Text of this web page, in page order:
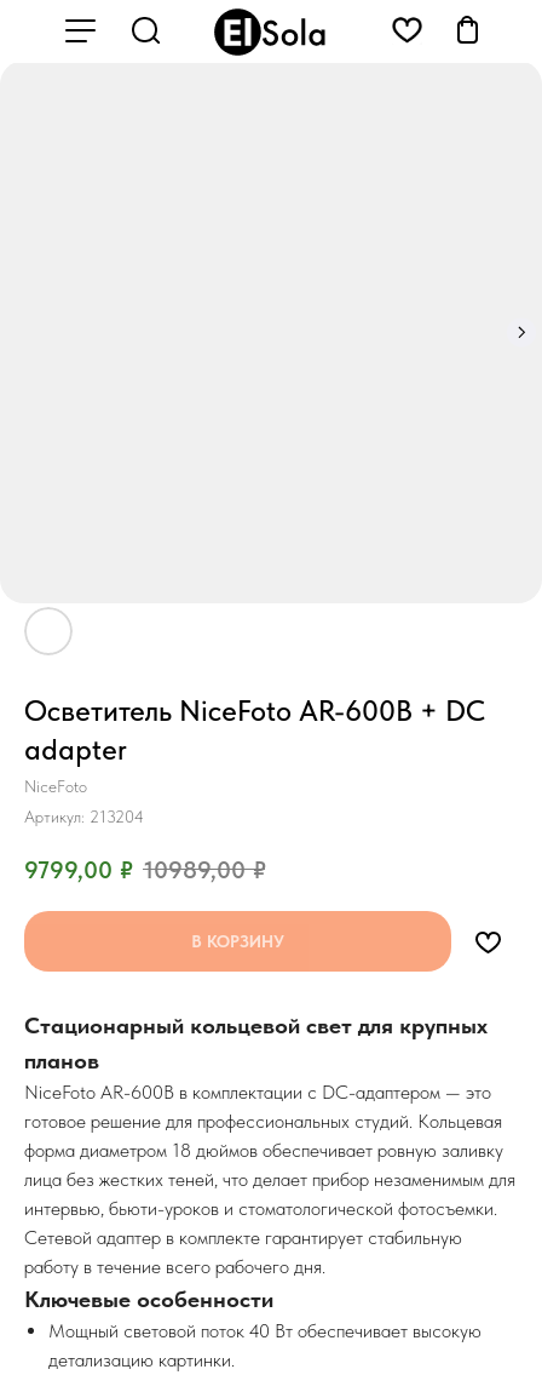
Осветитель NiceFoto AR-600B + DC
adapter
NiceFoto
Артикул: 213204
9799,00 ₽ 10989,00 ₽
В КОРЗИНУ
Стационарный кольцевой свет для крупных
планов
NiceFoto AR-600B в комплектации с DC-адаптером — это
готовое решение для профессиональных студий. Кольцевая
форма диаметром 18 дюймов обеспечивает ровную заливку
лица без жестких теней, что делает прибор незаменимым для
интервью, бьюти-уроков и стоматологической фотосъемки.
Сетевой адаптер в комплекте гарантирует стабильную
работу в течение всего рабочего дня.
Ключевые особенности
Мощный световой поток 40 Вт обеспечивает высокую
детализацию картинки.